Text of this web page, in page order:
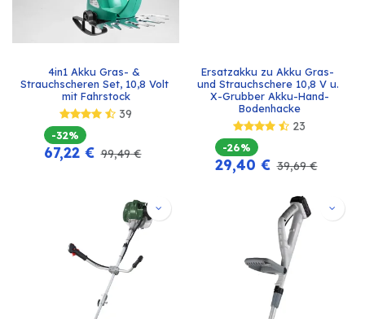
4in1 Akku Gras- &
Strauchscheren Set, 10,8 Volt
mit Fahrstock
39
-32%
67,22€ 99,49€
Ersatzakku zu Akku Gras-
und Strauchschere 10,8 V u.
X-Grubber Akku-Hand-
Bodenhacke
23
-26%
29,40 € 39,69€